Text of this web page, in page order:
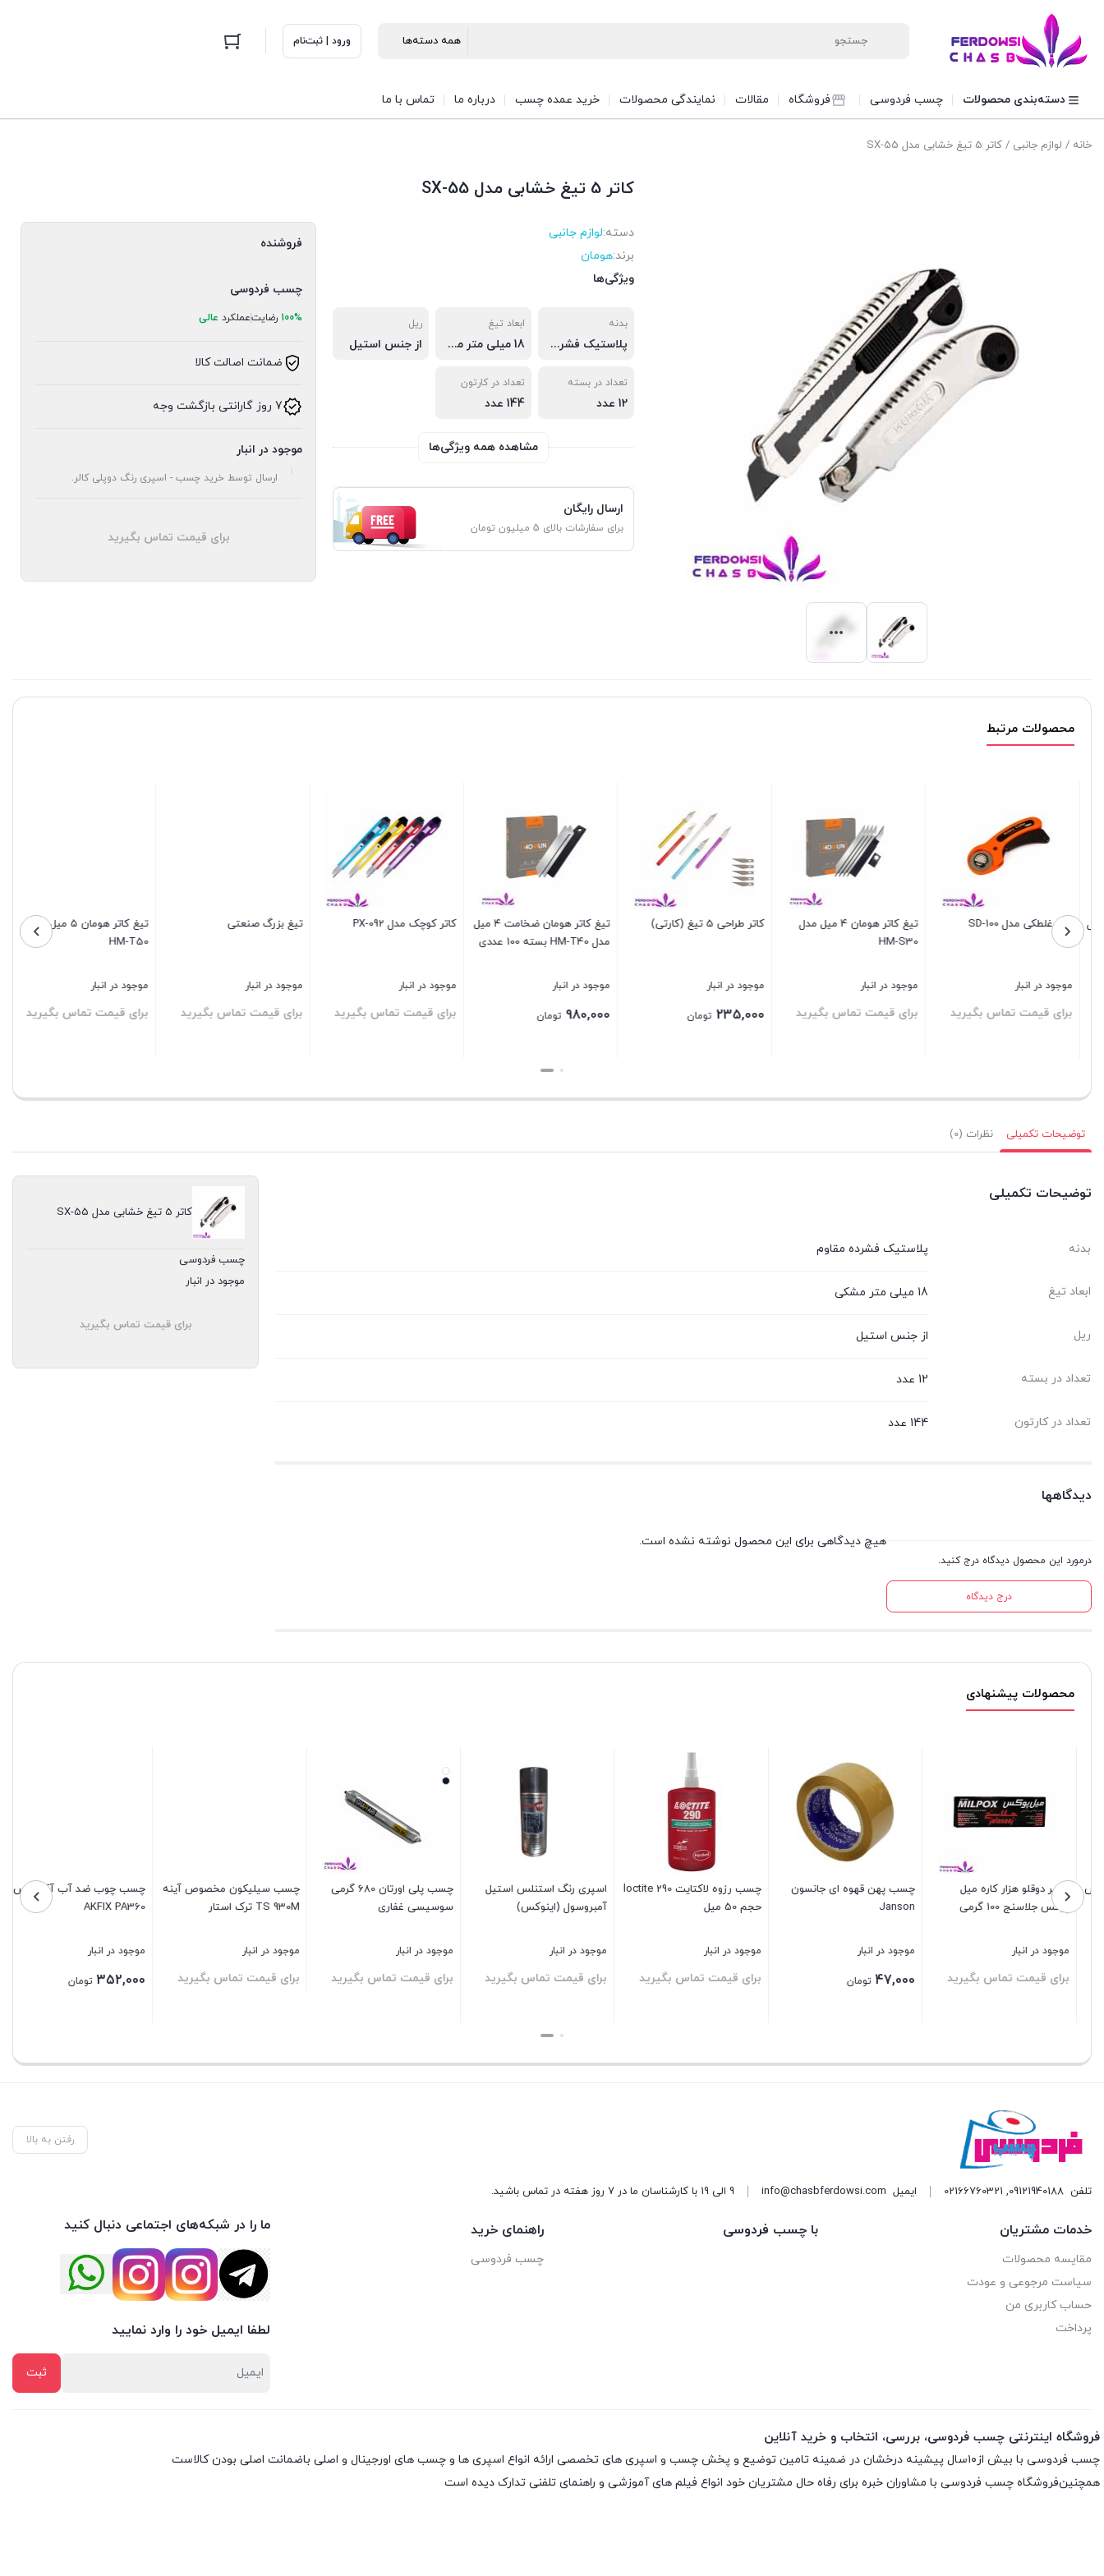
ورود | ثبت‌نام
دسته‌بندی محصولات چسب فردوسی فروشگاه مقالات نمایندگی محصولات خرید عمده چسب درباره ما تماس با ما
خانه / لوازم جانبی / کاتر 5 تیغ خشابی مدل SX-55
کاتر 5 تیغ خشابی مدل SX-55
دسته:لوازم جانبی
برند:هومان
ویژگی‌ها
بدنه
پلاستیک فشرده مقاوم
ابعاد تیغ
18 میلی متر مشکی
ریل
از جنس استیل
تعداد در بسته
12 عدد
تعداد در کارتون
144 عدد
مشاهده همه ویژگی‌ها
ارسال رایگان
برای سفارشات بالای 5 میلیون تومان
فروشنده
چسب فردوسی
100% رضایتعملکرد عالی
ضمانت اصالت کالا
7 روز گارانتی بازگشت وجه
موجود در انبار
ارسال توسط خرید چسب - اسپری رنگ دوپلی کالر.
برای قیمت تماس بگیرید
محصولات مرتبط
کاتر غلطکی مدل SD-100
موجود در انبار
برای قیمت تماس بگیرید
تیغ کاتر هومان 4 میل مدل
HM-S30
موجود در انبار
برای قیمت تماس بگیرید
کاتر طراحی 5 تیغ (کارتی)
موجود در انبار
235,000 تومان
تیغ کاتر هومان ضخامت ۴ میل
مدل HM-T40 بسته 100 عددی
موجود در انبار
980,000 تومان
کاتر کوچک مدل PX-092
موجود در انبار
برای قیمت تماس بگیرید
تیغ بزرگ صنعتی
موجود در انبار
برای قیمت تماس بگیرید
تیغ کاتر هومان ۵ میل مدل
HM-T50
موجود در انبار
برای قیمت تماس بگیرید
توضیحات تکمیلی نظرات (0)
توضیحات تکمیلی
بدنه پلاستیک فشرده مقاوم
ابعاد تیغ 18 میلی متر مشکی
ریل از جنس استیل
تعداد در بسته 12 عدد
تعداد در کارتون 144 عدد
دیدگاهها
درمورد این محصول دیدگاه درج کنید.
درج دیدگاه
هیچ دیدگاهی برای این محصول نوشته نشده است.
کاتر 5 تیغ خشابی مدل SX-55
چسب فردوسی
موجود در انبار
برای قیمت تماس بگیرید
محصولات پیشنهادی
خمیر دوقلو هزار کاره میل
پوکس جلاسنج 100 گرمی
موجود در انبار
برای قیمت تماس بگیرید
چسب پهن قهوه ای جانسون
Janson
موجود در انبار
47,000 تومان
چسب رزوه لاکتایت 290 loctite
حجم 50 میل
موجود در انبار
برای قیمت تماس بگیرید
اسپری رنگ استنلس استیل
آمبروسول (اینوکس)
موجود در انبار
برای قیمت تماس بگیرید
چسب پلی اورتان 680 گرمی
سوسیسی غفاری
موجود در انبار
برای قیمت تماس بگیرید
چسب سیلیکون مخصوص آینه
TS 930M ترک استار
موجود در انبار
برای قیمت تماس بگیرید
چسب چوب ضد آب آکفیکس
AKFIX PA360
موجود در انبار
352,000 تومان
رفتن به بالا
تلفن 09121940188
,
02166760321 ایمیل info@chasbferdowsi.com 9 الی 19 با کارشناسان ما در 7 روز هفته در تماس باشید.
خدمات مشتریان
مقایسه محصولات
سیاست مرجوعی و عودت
حساب کاربری من
پرداخت
با چسب فردوسی راهنمای خرید
چسب فردوسی
ما را در شبکه‌های اجتماعی دنبال کنید
لطفا ایمیل خود را وارد نمایید
فروشگاه اینترنتی چسب فردوسی، بررسی، انتخاب و خرید آنلاین
چسب فردوسی با بیش از۱۰سال پیشینه درخشان در ضمینه تامین توضیع و پخش چسب و اسپری های تخصصی ارائه انواع اسپری ها و چسب های اورجینال و اصلی باضمانت اصلی بودن کالاست
همچنین‌فروشگاه چسب فردوسی با مشاوران خبره برای رفاه حال مشتریان خود انواع فیلم های آموزشی و راهنمای تلفنی تدارک دیده است